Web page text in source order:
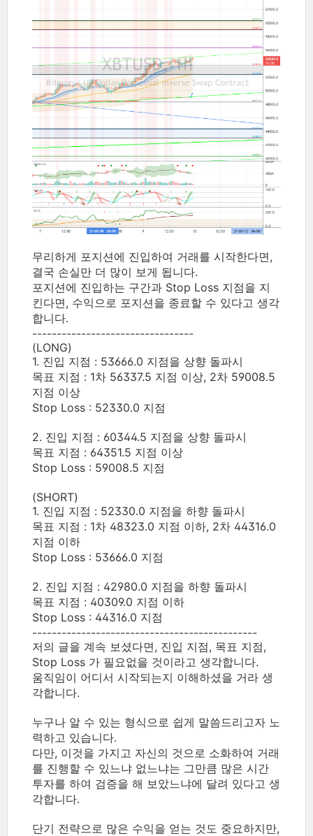
무리하게 포지션에 진입하여 거래를 시작한다면,
결국 손실만 더 많이 보게 됩니다.
포지션에 진입하는 구간과 Stop Loss 지점을 지
킨다면, 수익으로 포지션을 종료할 수 있다고 생각
합니다.
---------------------------------
(LONG)
1. 진입 지점 : 53666.0 지점을 상향 돌파시
목표 지점 : 1차 56337.5 지점 이상, 2차 59008.5
지점 이상
Stop Loss : 52330.0 지점
2. 진입 지점 : 60344.5 지점을 상향 돌파시
목표 지점 : 64351.5 지점 이상
Stop Loss : 59008.5 지점
(SHORT)
1. 진입 지점 : 52330.0 지점을 하향 돌파시
목표 지점 : 1차 48323.0 지점 이하, 2차 44316.0
지점 이하
Stop Loss : 53666.0 지점
2. 진입 지점 : 42980.0 지점을 하향 돌파시
목표 지점 : 40309.0 지점 이하
Stop Loss : 44316.0 지점
----------------------------------------------
저의 글을 계속 보셨다면, 진입 지점, 목표 지점,
Stop Loss 가 필요없을 것이라고 생각합니다.
움직임이 어디서 시작되는지 이해하셨을 거라 생
각합니다.
누구나 알 수 있는 형식으로 쉽게 말씀드리고자 노
력하고 있습니다.
다만, 이것을 가지고 자신의 것으로 소화하여 거래
를 진행할 수 있느냐 없느냐는 그만큼 많은 시간
투자를 하여 검증을 해 보았느냐에 달려 있다고 생
각합니다.
단기 전략으로 많은 수익을 얻는 것도 중요하지만,